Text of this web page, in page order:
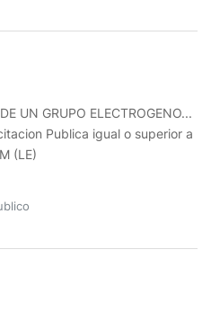
UN GRUPO ELECTROGENO...
Publica igual o superior a
(LE)